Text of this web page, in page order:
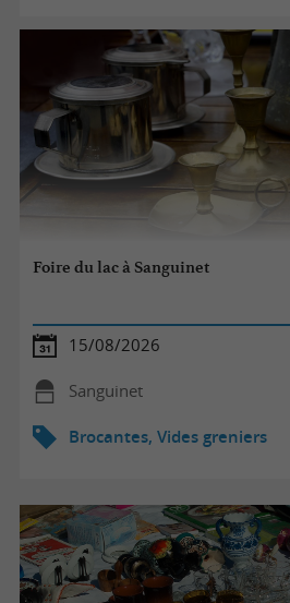
Foire du lac à Sanguinet
15/08/2026
Sanguinet
Brocantes, Vides greniers